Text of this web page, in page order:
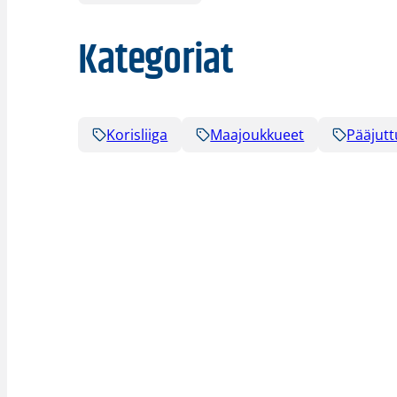
Kategoriat
Korisliiga Maajoukkueet